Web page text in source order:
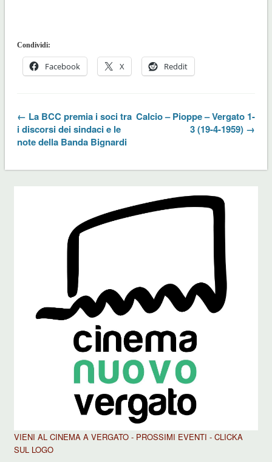
Condividi:
Facebook X Reddit
← La BCC premia i soci tra
i discorsi dei sindaci e le
note della Banda Bignardi
Calcio – Pioppe – Vergato 1-
3 (19-4-1959) →
VIENI AL CINEMA A VERGATO - PROSSIMI EVENTI - CLICKA
SUL LOGO